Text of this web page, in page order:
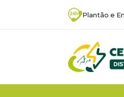
Plantão e